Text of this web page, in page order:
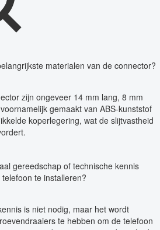
materialen van de connector?
zijn ongeveer 14 mm lang, 8 mm
gemaakt van ABS-kunststof
koperlegering, wat de slijtvastheid
gereedschap of technische kennis
te installeren?
is niet nodig, maar het wordt
te hebben om de telefoon